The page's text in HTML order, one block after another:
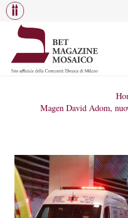
Magen David Adom,